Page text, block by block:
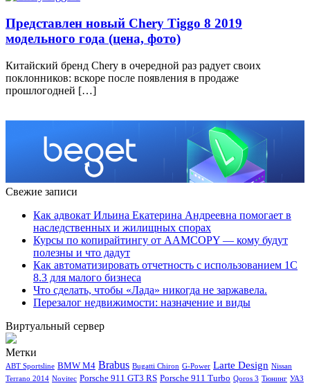
Представлен новый Chery Tiggo 8 2019
модельного года (цена, фото)
Китайский бренд Chery в очередной раз радует своих
поклонников: вскоре после появления в продаже
прошлогодней […]
Свежие записи
Как адвокат Ильина Екатерина Андреевна помогает в
наследственных и жилищных спорах
Курсы по копирайтингу от AAMCOPY — кому будут
полезны и что дадут
Как автоматизировать отчетность с использованием 1С
8.3 для малого бизнеса
Что сделать, чтобы «Лада» никогда не заржавела.
Перезалог недвижимости: назначение и виды
Виртуальный сервер
Метки
ABT Sportsline BMW M4 Brabus Bugatti Chiron G-Power Larte Design Nissan
Terrano 2014 Novitec Porsche 911 GT3 RS Porsche 911 Turbo Qoros 3 Тюнинг УАЗ